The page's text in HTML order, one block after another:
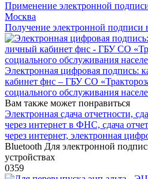
Применение электронной
Москва
Получение электронной подписи
Электронная цифровая подпись:
кабинет фнс – ГБУ СО
социального обслуживания
Вам также может понравиться
Электронная сдача отчетности,
через интернет в ФНС, сдача
через интернет, электронная
Bluetooth Для электронной
устройствах
0359